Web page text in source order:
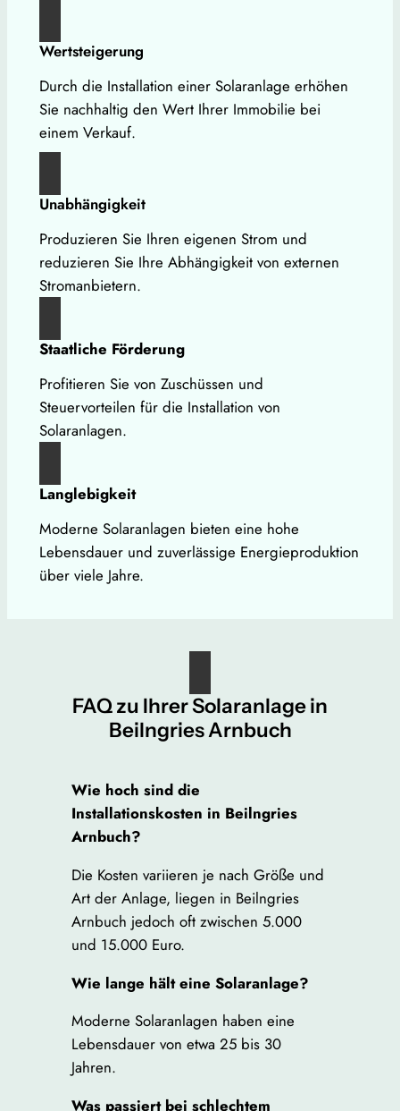
Wertsteigerung
Durch die Installation einer Solaranlage erhöhen
Sie nachhaltig den Wert Ihrer Immobilie bei
einem Verkauf.
Unabhängigkeit
Produzieren Sie Ihren eigenen Strom und
reduzieren Sie Ihre Abhängigkeit von externen
Stromanbietern.
Staatliche Förderung
Profitieren Sie von Zuschüssen und
Steuervorteilen für die Installation von
Solaranlagen.
Langlebigkeit
Moderne Solaranlagen bieten eine hohe
Lebensdauer und zuverlässige Energieproduktion
über viele Jahre.
FAQ zu Ihrer Solaranlage in
Beilngries Arnbuch
Wie hoch sind die
Installationskosten in Beilngries
Arnbuch?
Die Kosten variieren je nach Größe und
Art der Anlage, liegen in Beilngries
Arnbuch jedoch oft zwischen 5.000
und 15.000 Euro.
Wie lange hält eine Solaranlage?
Moderne Solaranlagen haben eine
Lebensdauer von etwa 25 bis 30
Jahren.
Was passiert bei schlechtem